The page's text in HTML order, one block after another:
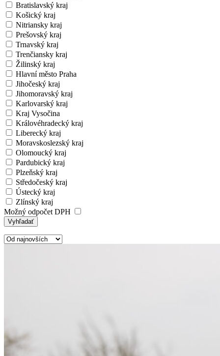
Bratislavský kraj
Košický kraj
Nitriansky kraj
Prešovský kraj
Trnavský kraj
Trenčiansky kraj
Žilinský kraj
Hlavní město Praha
Jihočeský kraj
Jihomoravský kraj
Karlovarský kraj
Kraj Vysočina
Královéhradecký kraj
Liberecký kraj
Moravskoslezský kraj
Olomoucký kraj
Pardubický kraj
Plzeňský kraj
Středočeský kraj
Ústecký kraj
Zlínský kraj
Možný odpočet DPH
Vyhľadať